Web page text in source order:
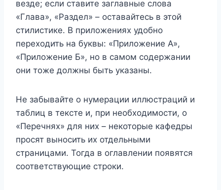
везде; если ставите заглавные слова
«Глава», «Раздел» – оставайтесь в этой
стилистике. В приложениях удобно
переходить на буквы: «Приложение А»,
«Приложение Б», но в самом содержании
они тоже должны быть указаны.
Не забывайте о нумерации иллюстраций и
таблиц в тексте и, при необходимости, о
«Перечнях» для них – некоторые кафедры
просят выносить их отдельными
страницами. Тогда в оглавлении появятся
соответствующие строки.